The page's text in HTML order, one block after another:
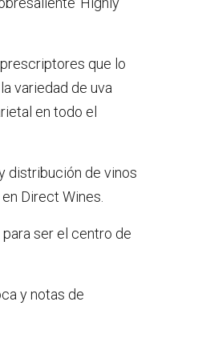
que lo
variedad de uva
en todo el
distribución de vinos
Direct Wines.
ser el centro de
y notas de